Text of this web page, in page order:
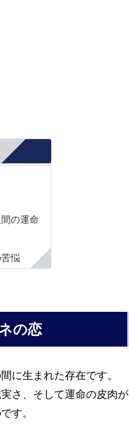
の運命
悩
の恋
に生まれた存在です。
さ、そして運命の皮肉が
す。